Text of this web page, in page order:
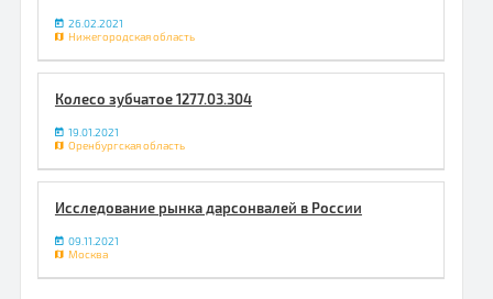
26.02.2021
Нижегородская область
Колесо зубчатое 1277.03.304
19.01.2021
Оренбургская область
Исследование рынка дарсонвалей в России
09.11.2021
Москва